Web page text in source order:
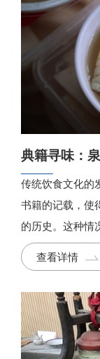
典籍寻味：
传统饮食文化的
书籍的记载，使
的历史。这种情
查看详情